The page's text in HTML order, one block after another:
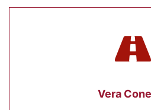
Vera